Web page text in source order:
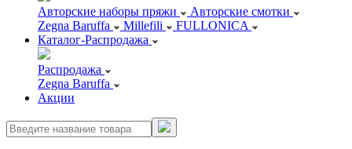
Авторские наборы пряжи
Авторские смотки
Zegna Baruffa
Millefili
FULLONICA
Каталог-Распродажа
Распродажа
Zegna Baruffa
Акции